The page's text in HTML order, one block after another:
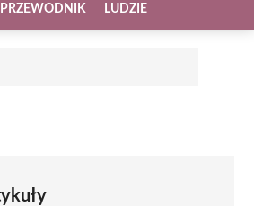
PRZEWODNIK LUDZIE